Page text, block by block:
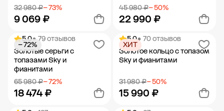
32 980 ₽− 73%
9 069 ₽
Добавить в корзину
45 980 ₽− 50%
22 990 ₽
Добавить в корзину
5.0• 79 отзывов
Золотые серьги с
топазами Sky и
фианитами
65 980 ₽− 72%
18 474 ₽
− 72%
5.0• 70 отзывов
Золотое кольцо с топазом
Sky и фианитами
31 980 ₽− 50%
15 990 ₽
ХИТ